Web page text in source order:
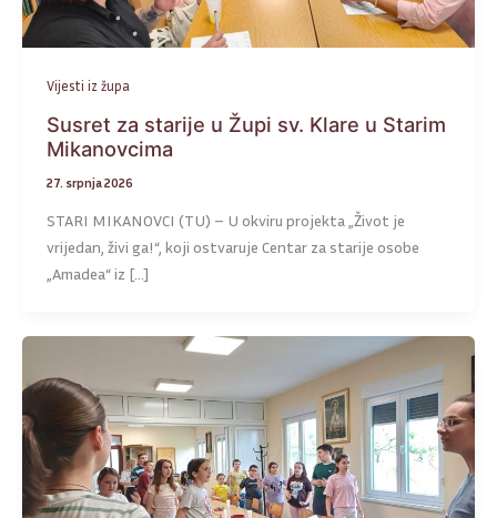
Vijesti iz župa
Susret za starije u Župi sv. Klare u Starim
Mikanovcima
27. srpnja 2026
STARI MIKANOVCI (TU) – U okviru projekta „Život je
vrijedan, živi ga!“, koji ostvaruje Centar za starije osobe
„Amadea“ iz […]